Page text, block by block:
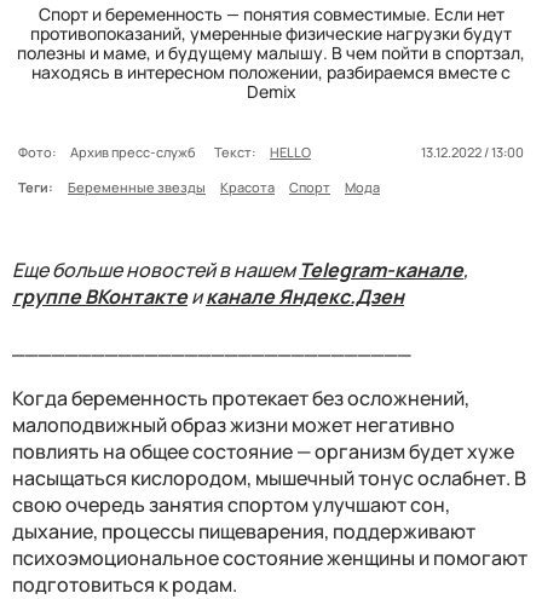
Спорт и беременность — понятия совместимые. Если нет
противопоказаний, умеренные физические нагрузки будут
полезны и маме, и будущему малышу. В чем пойти в спортзал,
находясь в интересном положении, разбираемся вместе с
Demix
Фото: Архив пресс-служб Текст: HELLO
13.12.2022 / 13:00
Теги:
Беременные звезды Красота Спорт Мода
Еще больше новостей в нашемTelegram-канале,
группе ВКонтактеиканале Яндекс.Дзен
Когда беременность протекает без осложнений,
малоподвижный образ жизни может негативно
повлиять на общее состояние — организм будет хуже
насыщаться кислородом, мышечный тонус ослабнет. В
свою очередь занятия спортом улучшают сон,
дыхание, процессы пищеварения, поддерживают
психоэмоциональное состояние женщины и помогают
подготовиться к родам.